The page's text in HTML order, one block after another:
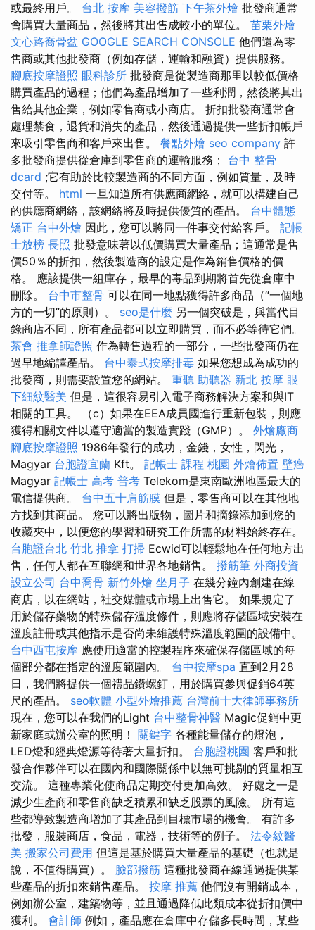
或最終用戶。 台北 按摩 美容撥筋 下午茶外燴 批發商通常
會購買大量商品，然後將其出售成較小的單位。 苗栗外燴
文心路喬骨盆 GOOGLE SEARCH CONSOLE 他們還為零
售商或其他批發商（例如存儲，運輸和融資）提供服務。
腳底按摩證照 眼科診所 批發商是從製造商那里以較低價格
購買產品的過程；他們為產品增加了一些利潤，然後將其出
售給其他企業，例如零售商或小商店。 折扣批發商通常會
處理禁食，退貨和消失的產品，然後通過提供一些折扣帳戶
來吸引零售商和客戶來出售。 餐點外燴 seo company 許
多批發商提供從倉庫到零售商的運輸服務； 台中 整骨
dcard ;它有助於比較製造商的不同方面，例如質量，及時
交付等。 html 一旦知道所有供應商網絡，就可以構建自己
的供應商網絡，該網絡將及時提供優質的產品。 台中體態
矯正 台中外燴 因此，您可以將同一件事交付給客戶。 記帳
士放榜 長照 批發意味著以低價購買大量產品；這通常是售
價50％的折扣，然後製造商的設定是作為銷售價格的價
格。 應該提供一組庫存，最早的毒品到期將首先從倉庫中
刪除。 台中市整骨 可以在同一地點獲得許多商品（“一個地
方的一切”的原則）。 seo是什麼 另一個突破是，與當代目
錄商店不同，所有產品都可以立即購買，而不必等待它們。
茶會 推拿師證照 作為轉售過程的一部分，一些批發商仍在
過早地編譯產品。 台中泰式按摩排毒 如果您想成為成功的
批發商，則需要設置您的網站。 重聽 助聽器 新北 按摩 眼
下細紋醫美 但是，這很容易引入電子商務解決方案和與IT
相關的工具。 （c）如果在EEA成員國進行重新包裝，則應
獲得相關文件以遵守適當的製造實踐（GMP）。 外燴廠商
腳底按摩證照 1986年發行的成功，金錢，女性，閃光，
Magyar 台胞證宜蘭 Kft。 記帳士 課程 桃園 外燴佈置 壁癌
Magyar 記帳士 高考 普考 Telekom是東南歐洲地區最大的
電信提供商。 台中五十肩筋膜 但是，零售商可以在其他地
方找到其商品。 您可以將出版物，圖片和摘錄添加到您的
收藏夾中，以便您的學習和研究工作所需的材料始終存在。
台胞證台北 竹北 推拿 打掃 Ecwid可以輕鬆地在任何地方出
售，任何人都在互聯網和世界各地銷售。 撥筋筆 外商投資
設立公司 台中喬骨 新竹外燴 坐月子 在幾分鐘內創建在線
商店，以在網站，社交媒體或市場上出售它。 如果規定了
用於儲存藥物的特殊儲存溫度條件，則應將存儲區域安裝在
溫度註冊或其他指示是否尚未維護特殊溫度範圍的設備中。
台中西屯按摩 應使用適當的控製程序來確保存儲區域的每
個部分都在指定的溫度範圍內。 台中按摩spa 直到2月28
日，我們將提供一個禮品鑽螺釘，用於購買參與促銷64英
尺的產品。 seo軟體 小型外燴推薦 台灣前十大律師事務所
現在，您可以在我們的Light 台中整骨神醫 Magic促銷中更
新家庭或辦公室的照明！ 關鍵字 各種能量儲存的燈泡，
LED燈和經典燈源等待著大量折扣。 台胞證桃園 客戶和批
發合作夥伴可以在國內和國際關係中以無可挑剔的質量相互
交流。 這種專業化使商品定期交付更加高效。 好處之一是
減少生產商和零售商缺乏積累和缺乏股票的風險。 所有這
些都導致製造商增加了其產品到目標市場的機會。 有許多
批發，服裝商店，食品，電器，技術等的例子。 法令紋醫
美 搬家公司費用 但這是基於購買大量產品的基礎（也就是
說，不值得購買）。 臉部撥筋 這種批發商在線通過提供某
些產品的折扣來銷售產品。 按摩 推薦 他們沒有開銷成本，
例如辦公室，建築物等，並且通過降低此類成本從折扣價中
獲利。 會計師 例如，產品應在倉庫中存儲多長時間，某些